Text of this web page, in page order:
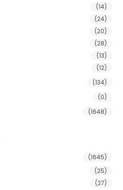
(14)
(24)
(20)
(28)
(13)
(12)
(134)
(0)
(1648)
(1645)
(25)
(27)